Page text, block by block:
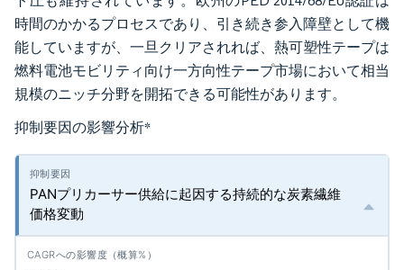
時間のかかるプロセスであり、引き続き参入障壁として機
能していますが、一旦クリアされれば、熱可塑性テープは
燃料電池モビリティ向け一方向性テープ市場において相当
規模のニッチ分野を開拓できる可能性があります。
抑制要因の影響分析*
PANプリカーサー供給に起因する持続的な炭素繊維
価格変動